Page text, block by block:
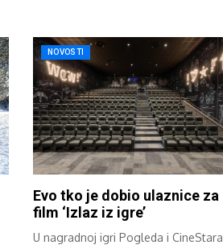
NOVOSTI
Evo tko je dobio ulaznice za
film ‘Izlaz iz igre’
U nagradnoj igri Pogleda i CineStara